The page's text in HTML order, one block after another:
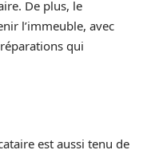
De plus, le
l’immeuble, avec
qui
est aussi tenu de